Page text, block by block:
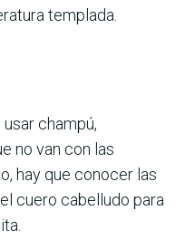
templada.
champú,
no van con las
hay que conocer las
cuero cabelludo para